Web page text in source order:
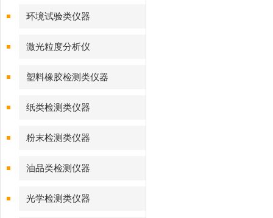
环境试验类仪器
激光粒度分析仪
塑料橡胶检测类仪器
纸类检测类仪器
粉末检测类仪器
油品类检测仪器
光学检测类仪器